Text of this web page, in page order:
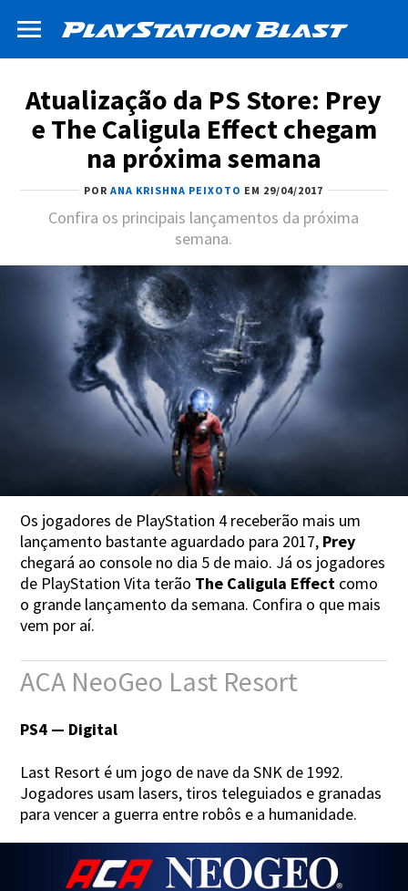
Atualização da PS Store: Prey
e The Caligula Effect chegam
na próxima semana
PORANA KRISHNA PEIXOTO EM 29/04/2017
Confira os principais lançamentos da próxima
semana.
Os jogadores de PlayStation 4 receberão mais um
lançamento bastante aguardado para 2017, Prey
chegará ao console no dia 5 de maio. Já os jogadores
de PlayStation Vita terão The Caligula Effect como
o grande lançamento da semana. Confira o que mais
vem por aí.
ACA NeoGeo Last Resort
PS4 — Digital
Last Resort é um jogo de nave da SNK de 1992.
Jogadores usam lasers, tiros teleguiados e granadas
para vencer a guerra entre robôs e a humanidade.